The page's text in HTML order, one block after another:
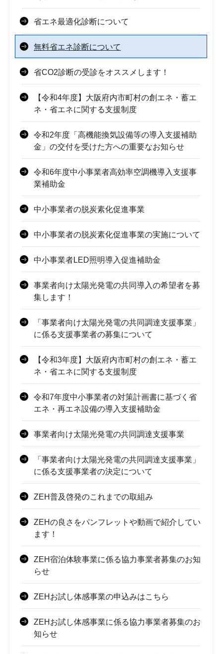
省エネ最適化診断について
無料省エネ診断について
省CO2診断の受診をオススメします！
【令和4年度】大阪府内市町村の創エネ・蓄エ
ネ・省エネに関する支援制度
令和2年度「高機能換気設備等の導入支援補助
金」の交付を受けた方への重要なお知らせ
令和6年度中小事業者高効率空調機導入支援事
業補助金
中小事業者の脱炭素化促進事業
中小事業者の脱炭素化促進事業の実施について
中小事業者LED照明導入促進補助金
事業者向け太陽光発電の共同導入の希望者を募
集します！
「事業者向け太陽光発電の共同調達支援事業」
に係る支援事業者の募集について
【令和3年度】大阪府内市町村の創エネ・蓄エ
ネ・省エネに関する支援制度
令和7年度中小事業者の対策計画書に基づく省
エネ・再エネ設備の導入支援補助金
事業者向け太陽光発電の共同調達支援事業
「事業者向け太陽光発電の共同調達支援事業」
に係る支援事業者の決定について
ZEH普及啓発のこれまでの取組み
ZEHの良さをパンフレットや動画で紹介してい
ます！
ZEH宿泊体験事業に係る協力事業者募集のお知
らせ
ZEHお試し体感事業の申込みはこちら
ZEHお試し体感事業に係る協力事業者募集のお
知らせ